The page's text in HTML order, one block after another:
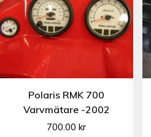
Polaris RMK 700
Varvmätare -2002
700.00kr